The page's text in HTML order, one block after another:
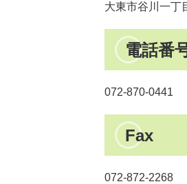
大東市谷川一
電話番
072-870-0441
Fax
072-872-2268